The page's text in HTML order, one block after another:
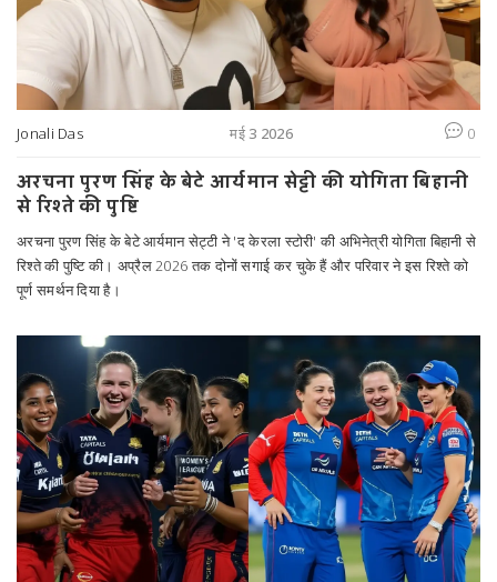
Jonali Das मई 3 2026 0
अरचना पुरण सिंह के बेटे आर्यमान सेट्टी की योगिता बिहानी
से रिश्ते की पुष्टि
अरचना पुरण सिंह के बेटे आर्यमान सेट्टी ने 'द केरला स्टोरी' की अभिनेत्री योगिता बिहानी से
रिश्ते की पुष्टि की। अप्रैल 2026 तक दोनों सगाई कर चुके हैं और परिवार ने इस रिश्ते को
पूर्ण समर्थन दिया है।